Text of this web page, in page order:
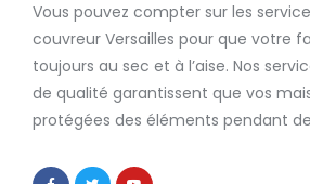
Vous pouvez compter sur les
couvreur Versailles pour que votre
toujours au sec et à l’aise. Nos
de qualité garantissent que vos
protégées des éléments pendant